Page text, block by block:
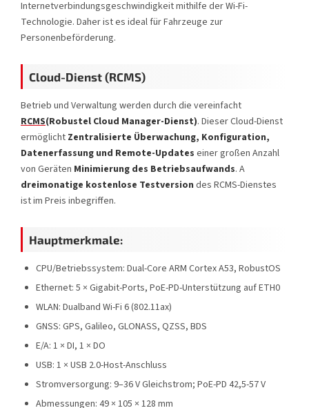
Internetverbindungsgeschwindigkeit mithilfe der Wi-Fi-
Technologie. Daher ist es ideal für Fahrzeuge zur
Personenbeförderung.
Cloud-Dienst (RCMS)
Betrieb und Verwaltung werden durch die vereinfacht
RCMS(Robustel Cloud Manager-Dienst). Dieser Cloud-Dienst
ermöglicht Zentralisierte Überwachung, Konfiguration,
Datenerfassung und Remote-Updates einer großen Anzahl
von Geräten Minimierung des Betriebsaufwands. A
dreimonatige kostenlose Testversion des RCMS-Dienstes
ist im Preis inbegriffen.
Hauptmerkmale:
CPU/Betriebssystem: Dual-Core ARM Cortex A53, RobustOS
Ethernet: 5 × Gigabit-Ports, PoE-PD-Unterstützung auf ETH0
WLAN: Dualband Wi-Fi 6 (802.11ax)
GNSS: GPS, Galileo, GLONASS, QZSS, BDS
E/A: 1 × DI, 1 × DO
USB: 1 × USB 2.0-Host-Anschluss
Stromversorgung: 9–36 V Gleichstrom; PoE-PD 42,5-57 V
Abmessungen: 49 × 105 × 128 mm